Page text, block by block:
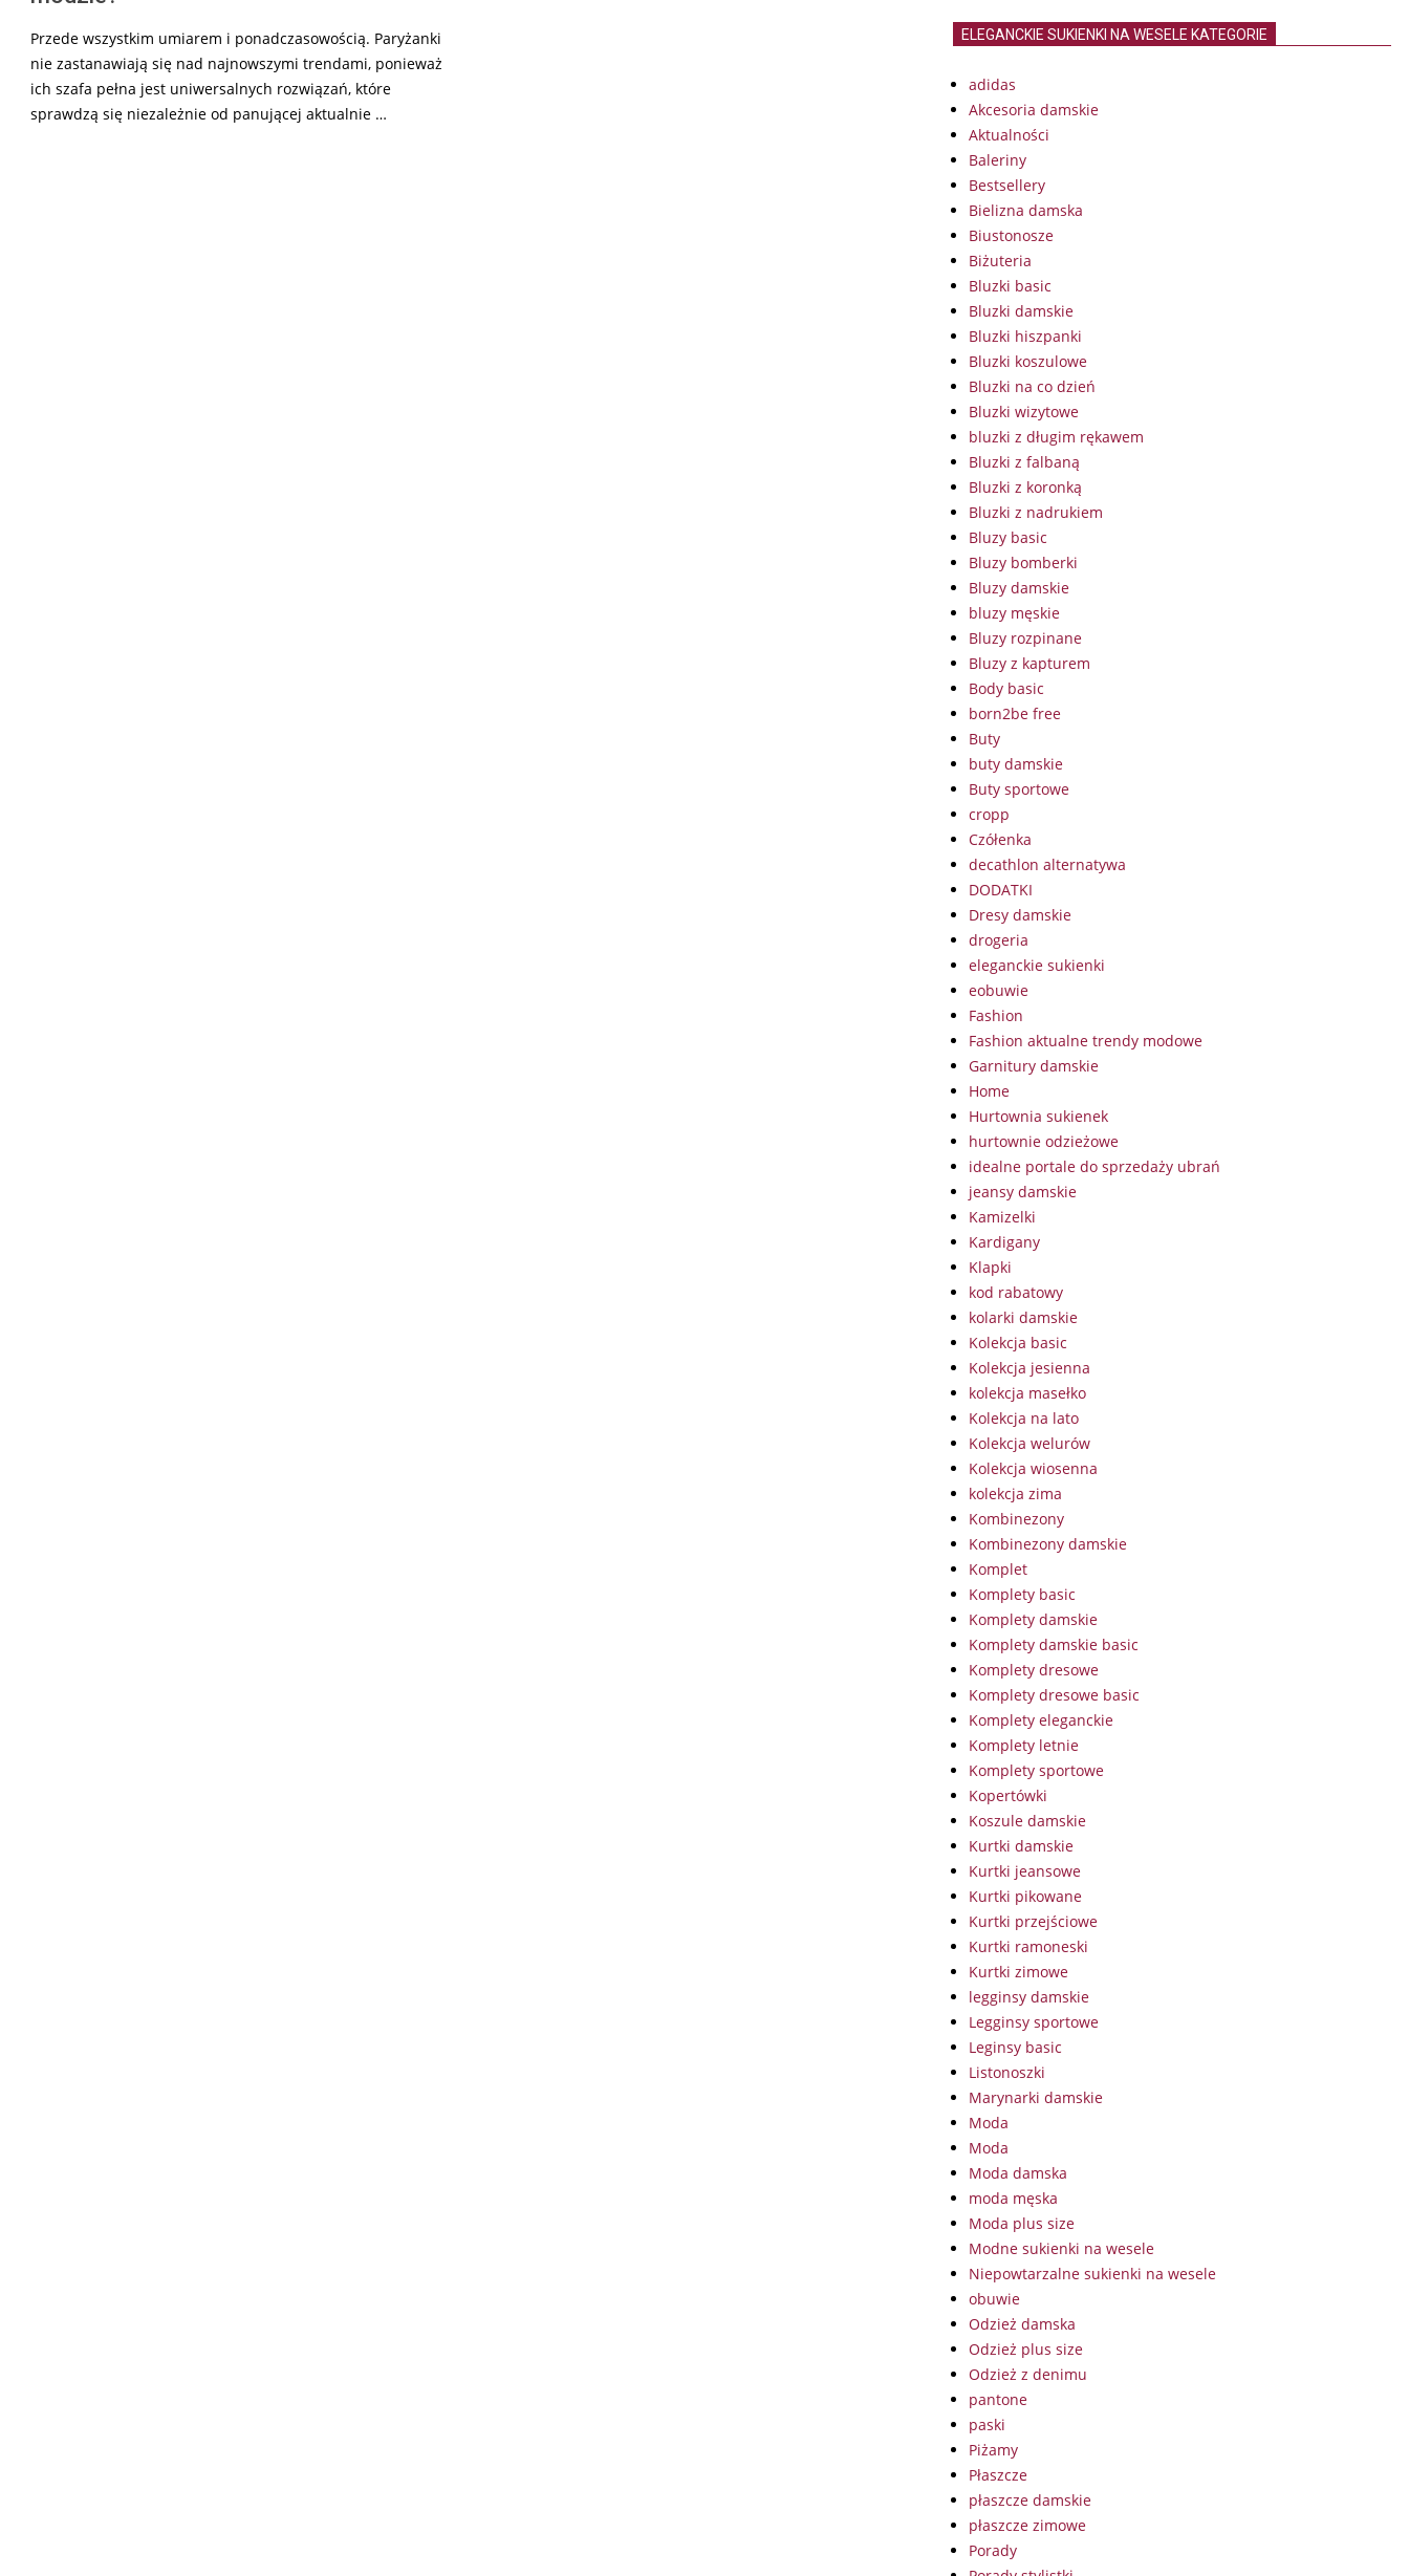
Przede wszystkim umiarem i ponadczasowością. Paryżanki
nie zastanawiają się nad najnowszymi trendami, ponieważ
ich szafa pełna jest uniwersalnych rozwiązań, które
sprawdzą się niezależnie od panującej aktualnie …
ELEGANCKIE SUKIENKI NA WESELE KATEGORIE
adidas
Akcesoria damskie
Aktualności
Baleriny
Bestsellery
Bielizna damska
Biustonosze
Biżuteria
Bluzki basic
Bluzki damskie
Bluzki hiszpanki
Bluzki koszulowe
Bluzki na co dzień
Bluzki wizytowe
bluzki z długim rękawem
Bluzki z falbaną
Bluzki z koronką
Bluzki z nadrukiem
Bluzy basic
Bluzy bomberki
Bluzy damskie
bluzy męskie
Bluzy rozpinane
Bluzy z kapturem
Body basic
born2be free
Buty
buty damskie
Buty sportowe
cropp
Czółenka
decathlon alternatywa
DODATKI
Dresy damskie
drogeria
eleganckie sukienki
eobuwie
Fashion
Fashion aktualne trendy modowe
Garnitury damskie
Home
Hurtownia sukienek
hurtownie odzieżowe
idealne portale do sprzedaży ubrań
jeansy damskie
Kamizelki
Kardigany
Klapki
kod rabatowy
kolarki damskie
Kolekcja basic
Kolekcja jesienna
kolekcja masełko
Kolekcja na lato
Kolekcja welurów
Kolekcja wiosenna
kolekcja zima
Kombinezony
Kombinezony damskie
Komplet
Komplety basic
Komplety damskie
Komplety damskie basic
Komplety dresowe
Komplety dresowe basic
Komplety eleganckie
Komplety letnie
Komplety sportowe
Kopertówki
Koszule damskie
Kurtki damskie
Kurtki jeansowe
Kurtki pikowane
Kurtki przejściowe
Kurtki ramoneski
Kurtki zimowe
legginsy damskie
Legginsy sportowe
Leginsy basic
Listonoszki
Marynarki damskie
Moda
Moda
Moda damska
moda męska
Moda plus size
Modne sukienki na wesele
Niepowtarzalne sukienki na wesele
obuwie
Odzież damska
Odzież plus size
Odzież z denimu
pantone
paski
Piżamy
Płaszcze
płaszcze damskie
płaszcze zimowe
Porady